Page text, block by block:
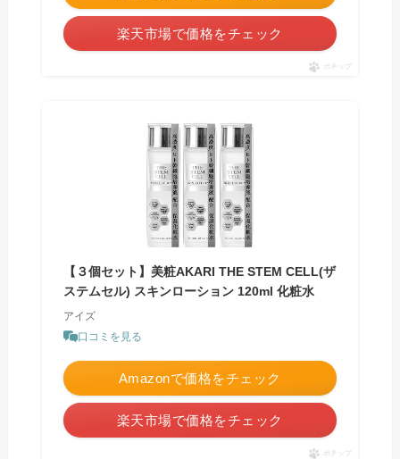
楽天市場で価格をチェック
ポチップ
【３個セット】美粧AKARI THE STEM CELL(ザ
ステムセル) スキンローション 120ml 化粧水
アイズ
口コミを見る
Amazonで価格をチェック
楽天市場で価格をチェック
ポチップ